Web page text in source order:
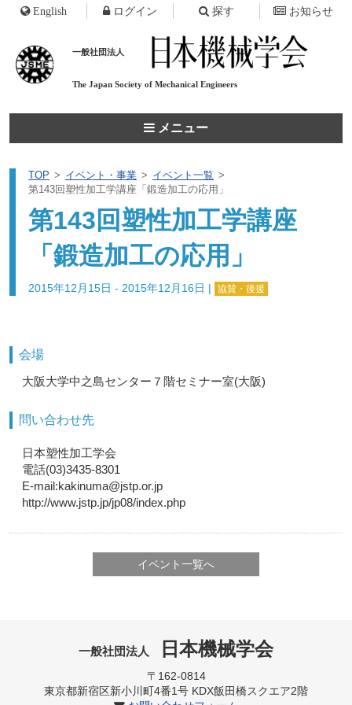
一般社団法人
The Japan Society of Mechanical Engineers
メニュー
English ログイン 探す お知らせ
TOP イベント・事業
イベント一覧
第143回塑性加工学講座「鍛造加工の応用」
第143回塑性加工学講座
「鍛造加工の応用」
2015年12月15日 - 2015年12月16日 | 協賛・後援
会場
大阪大学中之島センター７階セミナー室(大阪)
問い合わせ先
日本塑性加工学会
電話(03)3435-8301
E-mail:kakinuma@jstp.or.jp
http://www.jstp.jp/jp08/index.php
イベント一覧へ
一般社団法人 日本機械学会
〒162-0814
東京都新宿区新小川町4番1号 KDX飯田橋スクエア2階